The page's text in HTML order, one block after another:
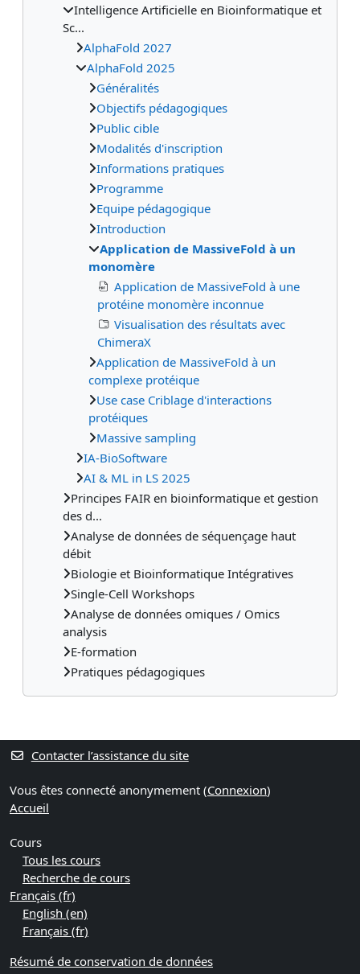
Intelligence Artificielle en Bioinformatique et
Sc...
AlphaFold 2027
AlphaFold 2025
Généralités
Objectifs pédagogiques
Public cible
Modalités d'inscription
Informations pratiques
Programme
Equipe pédagogique
Introduction
Application de MassiveFold à un
monomère
Application de MassiveFold à une
protéine monomère inconnue
Visualisation des résultats avec
ChimeraX
Application de MassiveFold à un
complexe protéique
Use case Criblage d'interactions
protéiques
Massive sampling
IA-BioSoftware
AI & ML in LS 2025
Principes FAIR en bioinformatique et gestion
des d...
Analyse de données de séquençage haut
débit
Biologie et Bioinformatique Intégratives
Single-Cell Workshops
Analyse de données omiques / Omics
analysis
E-formation
Pratiques pédagogiques
Contacter l’assistance du site
Vous êtes connecté anonymement (Connexion)
Accueil
Cours
Tous les cours
Recherche de cours
Français ‎(fr)‎
English ‎(en)‎
Français ‎(fr)‎
Résumé de conservation de données